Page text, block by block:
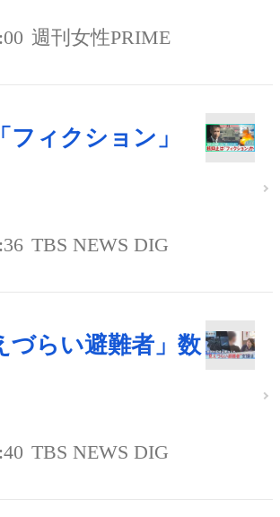
週刊女性PRIME
フィクション」
TBS NEWS DIG
づらい避難者」数
TBS NEWS DIG